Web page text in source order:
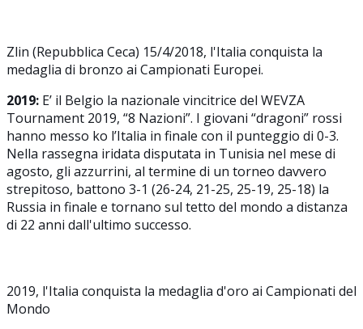
Zlin (Repubblica Ceca) 15/4/2018, l'Italia conquista la
medaglia di bronzo ai Campionati Europei.
2019: E’ il Belgio la nazionale vincitrice del WEVZA
Tournament 2019, “8 Nazioni”. I giovani “dragoni” rossi
hanno messo ko l’Italia in finale con il punteggio di 0-3.
Nella rassegna iridata disputata in Tunisia nel mese di
agosto, gli azzurrini, al termine di un torneo davvero
strepitoso, battono 3-1 (26-24, 21-25, 25-19, 25-18) la
Russia in finale e tornano sul tetto del mondo a distanza
di 22 anni dall'ultimo successo.
2019, l'Italia conquista la medaglia d'oro ai Campionati del
Mondo